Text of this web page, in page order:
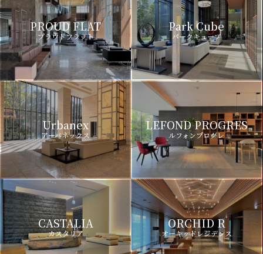
PROUD FLAT
プラウドフラット
Park Cube
パークキューブ
Urbanex
アーバネックス
LEFOND PROGRES
ルフォンプログレ
CASTALIA
カスタリア
ORCHID R
オーキッドレジデンス